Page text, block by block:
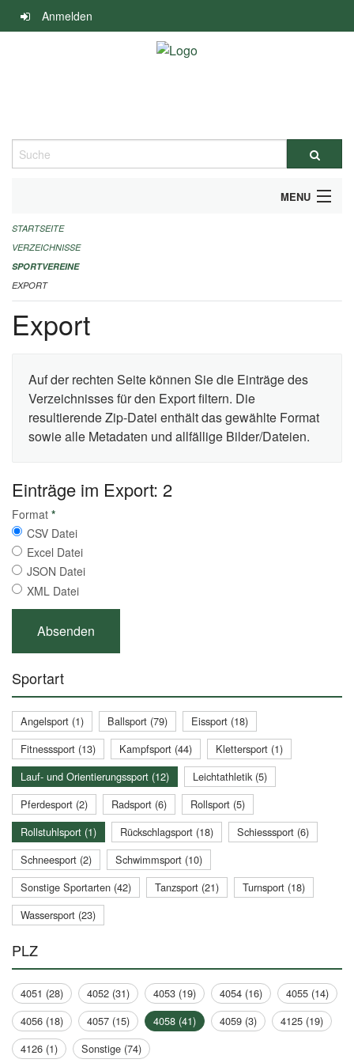
Navigation
überspringen
Anmelden
Suche
MENU
ALLGEMEINE INFORMATIONEN
FINANZIELLE UNTERSTÜTZUNG BENÖTIGT?
KONTAKT
STARTSEITE
VERZEICHNISSE
SPORTVEREINE
EXPORT
Export
Auf der rechten Seite können Sie die Einträge des
Verzeichnisses für den Export filtern. Die
resultierende Zip-Datei enthält das gewählte Format
sowie alle Metadaten und allfällige Bilder/Dateien.
Einträge im Export: 2
Format *
CSV Datei
Excel Datei
JSON Datei
XML Datei
Sportart
Angelsport (1) Ballsport (79)
Eissport (18)
Fitnesssport (13)
Kampfsport (44)
Klettersport (1)
Lauf- und Orientierungssport (12)
Leichtathletik (5)
Pferdesport (2)
Radsport (6)
Rollsport (5)
Rollstuhlsport (1)
Rückschlagsport (18)
Schiesssport (6)
Schneesport (2)
Schwimmsport (10)
Sonstige Sportarten (42)
Tanzsport (21)
Turnsport (18)
Wassersport (23)
PLZ
4051 (28) 4052 (31) 4053 (19) 4054 (16)
4055 (14)
4056 (18)
4057 (15) 4058 (41) 4059 (3)
4125 (19)
4126 (1)
Sonstige (74)